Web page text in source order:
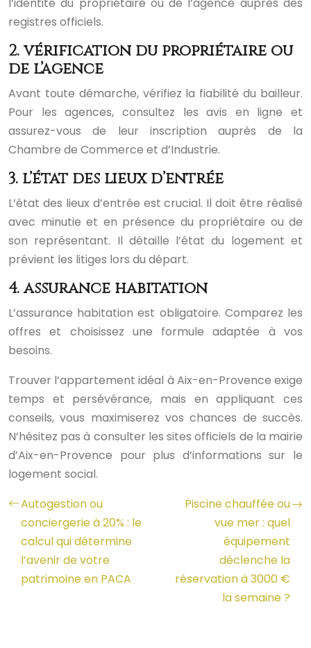
registres officiels.
2. vérification du propriétaire ou
de l’agence
Avant toute démarche, vérifiez la fiabilité du bailleur.
Pour les agences, consultez les avis en ligne et
assurez-vous de leur inscription auprès de la
Chambre de Commerce et d’Industrie.
3. l’état des lieux d’entrée
L’état des lieux d’entrée est crucial. Il doit être réalisé
avec minutie et en présence du propriétaire ou de
son représentant. Il détaille l’état du logement et
prévient les litiges lors du départ.
4. assurance habitation
L’assurance habitation est obligatoire. Comparez les
offres et choisissez une formule adaptée à vos
besoins.
Trouver l’appartement idéal à Aix-en-Provence exige
temps et persévérance, mais en appliquant ces
conseils, vous maximiserez vos chances de succès.
N’hésitez pas à consulter les sites officiels de la mairie
d’Aix-en-Provence pour plus d’informations sur le
logement social.
Autogestion ou
conciergerie à 20% : le
calcul qui détermine
l’avenir de votre
patrimoine en PACA
Piscine chauffée ou
vue mer : quel
équipement
déclenche la
réservation à 3000 €
la semaine ?